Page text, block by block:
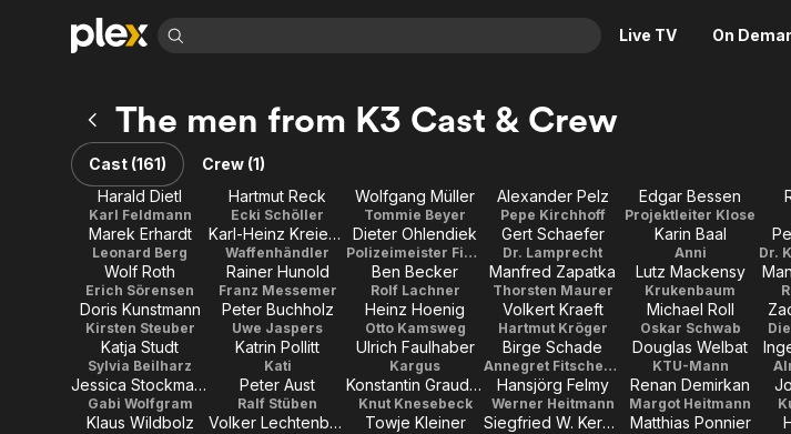
Live TV On
Explore
Movies & TV Shows
Most Popular
Leaving Soon
Learn More
Free Movies & TV Shows
Categories
Documentary
Drama
En Español
Horror
Music
Romance
Sci-Fi
Thriller
Western
Descriptive Audio
Explore
Browse Channels
Featured Channels
Property Brothers
Channel
The First 48 by A&E
Categories
Sports
Reality
Classics
Adrenaline & Sci-Fi
Comedy
Daytime TV & Games
Explore
Food, Home & Culture
Kids & Family
En Español
Global
Music
The men from K3 Cast & Crew
Cast (161)
Crew (1)
Harald Dietl
Karl Feldmann
Hartmut Reck
Ecki Schöller
Wolfgang Müller
Tommie Beyer
Alexander Pelz
Pepe Kirchhoff
Edgar Bessen
Projektleiter Klose
Marek Erhardt
Leonard Berg
Karl-Heinz Kreienbaum
Waffenhändler
Dieter Ohlendiek
Polizeimeister Fischer
Gert Schaefer
Dr. Lamprecht
Karin Baal
Anni
Wolf Roth
Erich Sörensen
Rainer Hunold
Franz Messemer
Ben Becker
Rolf Lachner
Manfred Zapatka
Thorsten Maurer
Lutz Mackensy
Krukenbaum
Doris Kunstmann
Kirsten Steuber
Peter Buchholz
Uwe Jaspers
Heinz Hoenig
Otto Kamsweg
Volkert Kraeft
Hartmut Kröger
Michael Roll
Oskar Schwab
Katja Studt
Sylvia Beilharz
Katrin Pollitt
Kati
Ulrich Faulhaber
Kargus
Birge Schade
Annegret Fitschen-Fuchs
Douglas Welbat
KTU-Mann
Jessica Stockmann
Gabi Wolfgram
Peter Aust
Ralf Stüben
Konstantin Graudus
Knut Knesebeck
Hansjörg Felmy
Werner Heitmann
Renan Demirkan
Margot Heitmann
Klaus Wildbolz Volker Lechtenbrink Towje Kleiner Siegfried W. Kernen Matthias Ponnier